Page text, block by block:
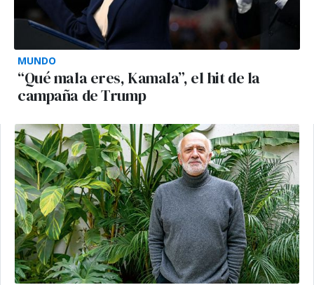
MUNDO
“Qué mala eres, Kamala”, el hit de la
campaña de Trump